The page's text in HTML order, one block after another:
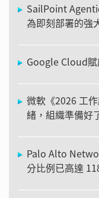
SailPoint
為即刻部署的強
Google Cloud
微軟《2026 工
緒，組織準備好
Palo Alto
分比例已高達